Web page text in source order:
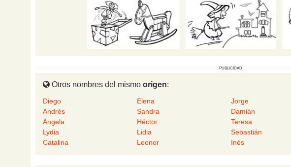
PUBLICIDAD
Otros nombres del mismo origen:
Diego Elena Jorge
Andrés
Sandra Damián
Ángela
Héctor Teresa
Lydia
Lidia Sebastián
Catalina
Leonor Inés